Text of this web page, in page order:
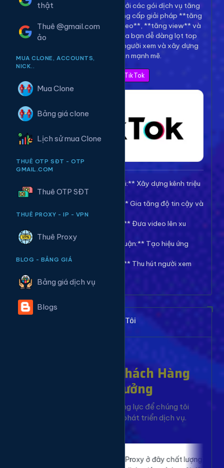
thật
Thuê @gmail.com
ảo
MUA CLONE, ACCOUNTS,
NICK..
Mua Clone
Bảng giá clone
Lịch sử mua Clone
THUÊ OTP SĐT - OTP
GMAIL.COM
Thuê OTP SĐT
THUÊ PROXY - IP - VPN
Thuê Proxy
BLOG - BẢNG GIÁ
Bảng giá dịch vụ
Blogs
Bùng nổ kênh TikTok của bạn với các gói dịch vụ tăng
trưởng toàn diện. Chúng tôi cung cấp giải pháp **tăng
follow TikTok**, **tăng tim video**, **tăng view** và
**bình luận** để giúp video của bạn dễ dàng lọt top
thịnh hành, thu hút hàng triệu người xem và xây dựng
thương hiệu cá nhân mạnh mẽ.
Xem Bảng Giá TikTok
🚀 **Tăng Follow/Theo dõi:** Xây dựng kênh triệu
follow uy tín.
❤️ **Tăng Tim/Like Video:** Gia tăng độ tin cậy và
viral cho video.
👀 **Tăng View/Lượt xem:** Đưa video lên xu
hướng nhanh chóng.
💬 **Tăng Comment/Bình luận:** Tạo hiệu ứng
thảo luận sôi nổi.
👁️ **Tăng Mắt Livestream:** Thu hút người xem
Khách Hàng Nói Gì Về Chúng Tôi
Hơn 10,000+ Khách Hàng
Đã Tin Tưởng
Sự hài lòng của bạn là động lực để chúng tôi
không ngừng cải tiến và phát triển dịch vụ.
Proxy ở đây chất lượng, tốc độ nhanh, ổn